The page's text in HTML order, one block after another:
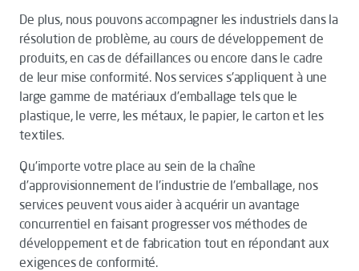
De plus, nous pouvons accompagner les industriels dans la
résolution de problème, au cours de développement de
produits, en cas de défaillances ou encore dans le cadre
de leur mise conformité. Nos services s'appliquent à une
large gamme de matériaux d’emballage tels que le
plastique, le verre, les métaux, le papier, le carton et les
textiles.
Qu’importe votre place au sein de la chaîne
d’approvisionnement de l'industrie de l'emballage, nos
services peuvent vous aider à acquérir un avantage
concurrentiel en faisant progresser vos méthodes de
développement et de fabrication tout en répondant aux
exigences de conformité.